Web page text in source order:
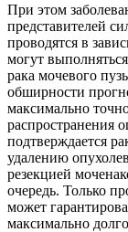
При этом
представителей
проводятся в
могут
рака мочевого
обширности
максимально
распространения
подтверждается
удалению
резекцией
очередь. Только
может
максимально